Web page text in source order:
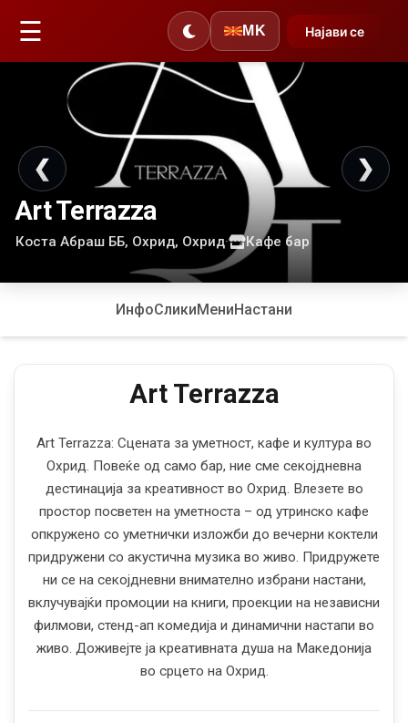
☰ MK Најави се
❮ ❯
Art Terrazza
Коста Абраш ББ, Охрид, Охрид· Кафе бар
ИнфоСликиМениНастани
Art Terrazza
Art Terrazza: Сцената за уметност, кафе и култура во
Охрид. Повеќе од само бар, ние сме секојдневна
дестинација за креативност во Охрид. Влезете во
простор посветен на уметноста – од утринско кафе
опкружено со уметнички изложби до вечерни коктели
придружени со акустична музика во живо. Придружете
ни се на секојдневни внимателно избрани настани,
вклучувајќи промоции на книги, проекции на независни
филмови, стенд-ап комедија и динамични настапи во
живо. Доживејте ја креативната душа на Македонија
во срцето на Охрид.